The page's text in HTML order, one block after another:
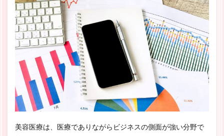
美容医療は、医療でありながらビジネスの側面が強い分野で